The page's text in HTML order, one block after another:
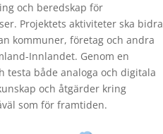
och beredskap för
Projektets aktiviteter ska bidra
kommuner, företag och andra
Innlandet. Genom en
testa både analoga och digitala
och åtgärder kring
som för framtiden.